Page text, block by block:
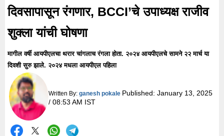
दिवसापासून रंगणार, BCCI’चे उपाध्यक्ष राजीव
शुक्ला यांची घोषणा
मागील वर्षी आयपीएलचा थरार चांगलाच रंगला होता. २०२४ आयपीएलचे सामने २२ मार्च या
दिवशी सुरु झाले. २०२४ मधला आयपीएल पहिला
Written By: ganesh pokale Published: January 13, 2025
/ 08:53 AM IST